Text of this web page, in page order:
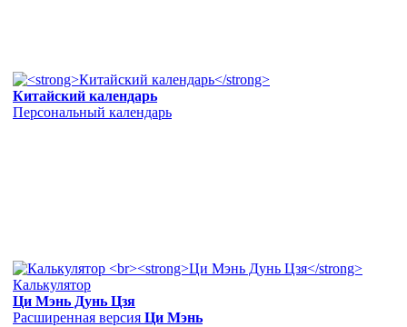
Китайский календарь
Персональный календарь
Калькулятор
Ци Мэнь Дунь Цзя
Расширенная версия Ци Мэнь